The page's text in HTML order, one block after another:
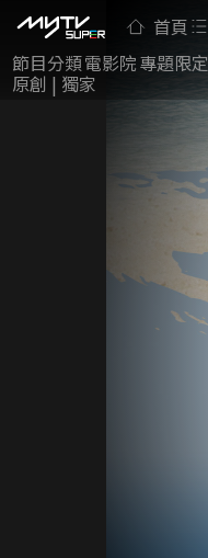
首頁
節目分類電影院專題限定
原創 | 獨家